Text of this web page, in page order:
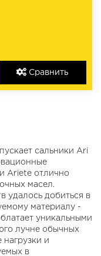
Сравнить
сальники Ari
Ariete отлично
масел.
удалось добиться в
материалу -
уникальными
лучне обычных
и
в